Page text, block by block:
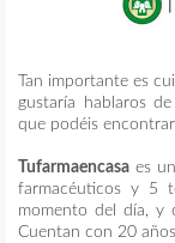
Tan importante es
gustaría hablaros de
que podéis
Tufarmaencasa es
farmacéuticos y 5
momento del día, y
Cuentan con 20